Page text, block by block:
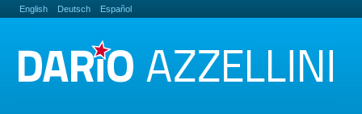
English Deutsch Español